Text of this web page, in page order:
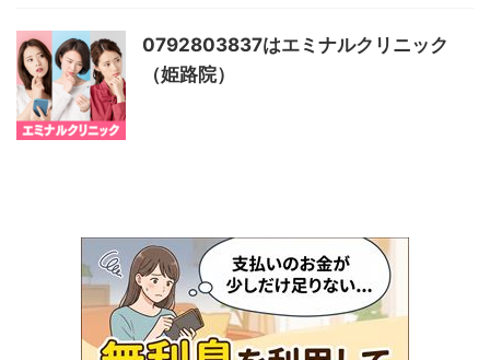
0792803837はエミナルクリニック
（姫路院）